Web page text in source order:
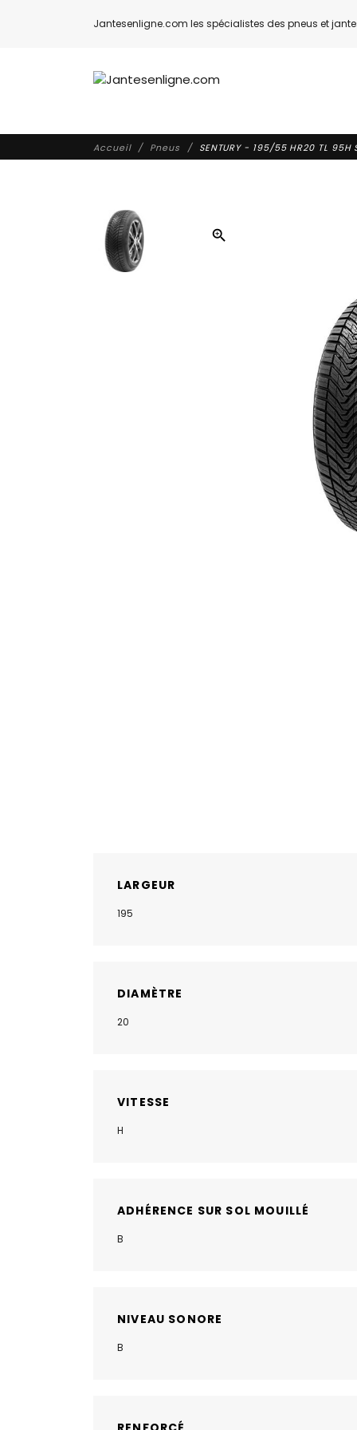
Jantesenligne.com les spécialistes des pneus et
Accueil Pneus SENTURY - 195/55 HR20 TL 95H
zoom_in
LARGEUR
195
DIAMÈTRE
20
VITESSE
H
ADHÉRENCE SUR SOL MOUILLÉ
B
NIVEAU SONORE
B